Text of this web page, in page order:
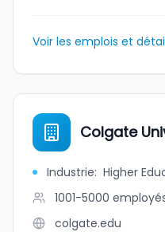
Voir les emplois et
Colgate
Industrie: Higher
1001-5000
colgate.edu